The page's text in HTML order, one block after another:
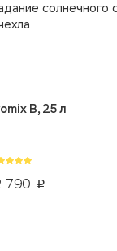
солнечного
790 p
B, 25 л